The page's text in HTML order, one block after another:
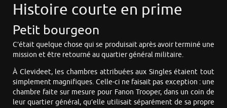
Histoire courte en prime
Petit bourgeon
C’était quelque chose qui se produisait après avoir terminé une
mission et être retourné au quartier général militaire.
À Clevideet, les chambres attribuées aux Singles étaient tout
simplement magnifiques. Celle-ci ne faisait pas exception : une
chambre faite sur mesure pour Fanon Trooper, dans un coin de
leur quartier général, qu’elle utilisait séparément de sa propre